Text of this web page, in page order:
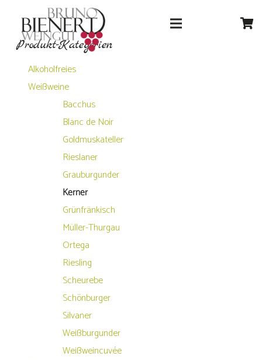
Produkt-Kategorien
Alkoholfreies
Weißweine
Bacchus
Blanc de Noir
Goldmuskateller
Rieslaner
Grauburgunder
Kerner
Grünfränkisch
Müller-Thurgau
Ortega
Riesling
Scheurebe
Schönburger
Silvaner
Weißburgunder
Weißweincuvée